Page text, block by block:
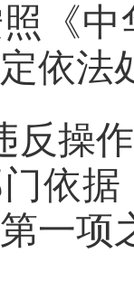
《
依法
反操
依
一项